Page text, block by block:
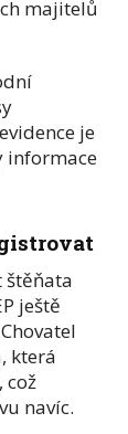
majitelů
je
informace
štěňata
ještě
která
což
navíc.